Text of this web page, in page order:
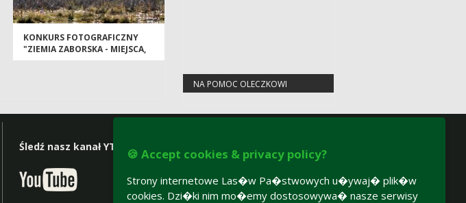
KONKURS FOTOGRAFICZNY
"ZIEMIA ZABORSKA - MIEJSCA,
ZDARZENIA, LUDZIE DAWNIEJ I
NA POMOC OLECZKOWI
Śledź nasz kanał YT: 🍪 Accept cookies & privacy policy?
Strony internetowe Las�w Pa�stwowych u�ywaj� plik�w
cookies. Dzi�ki nim mo�emy dostosowywa� nasze serwisy